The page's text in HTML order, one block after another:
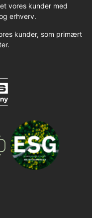
vores kunder med
erhverv.
kunder, som primært